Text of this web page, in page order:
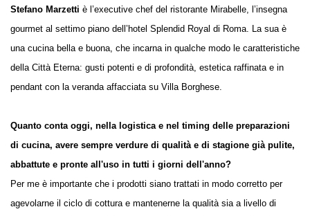
Stefano Marzetti è l’executive chef del ristorante Mirabelle, l’insegna
gourmet al settimo piano dell’hotel Splendid Royal di Roma. La sua è
una cucina bella e buona, che incarna in qualche modo le caratteristiche
della Città Eterna: gusti potenti e di profondità, estetica raffinata e in
pendant con la veranda affacciata su Villa Borghese.
Quanto conta oggi, nella logistica e nel timing delle preparazioni
di cucina, avere sempre verdure di qualità e di stagione già pulite,
abbattute e pronte all'uso in tutti i giorni dell'anno?
Per me è importante che i prodotti siano trattati in modo corretto per
agevolarne il ciclo di cottura e mantenerne la qualità sia a livello di